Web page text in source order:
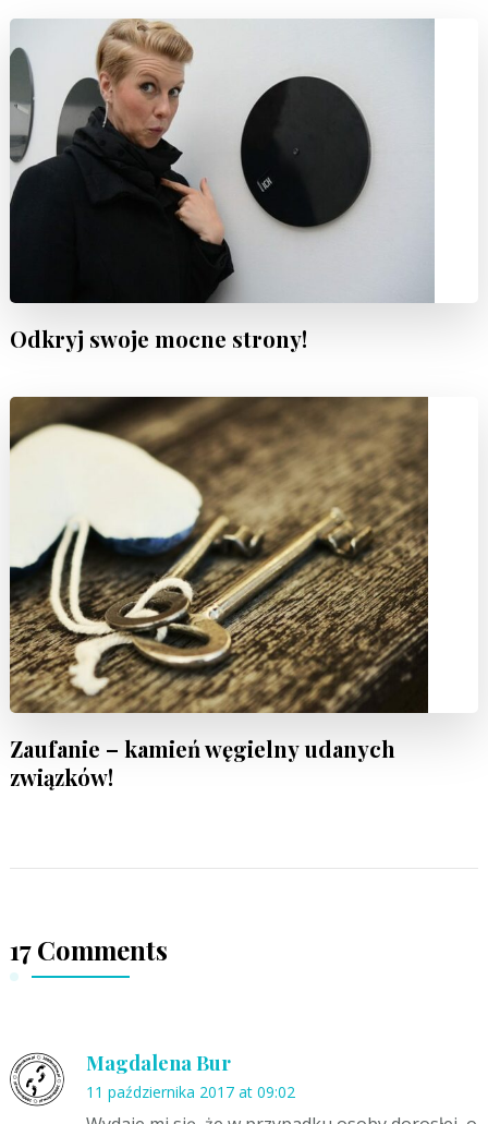
Odkryj swoje mocne strony!
Zaufanie – kamień węgielny udanych
związków!
17 Comments
Magdalena Bur
11 października 2017 at 09:02